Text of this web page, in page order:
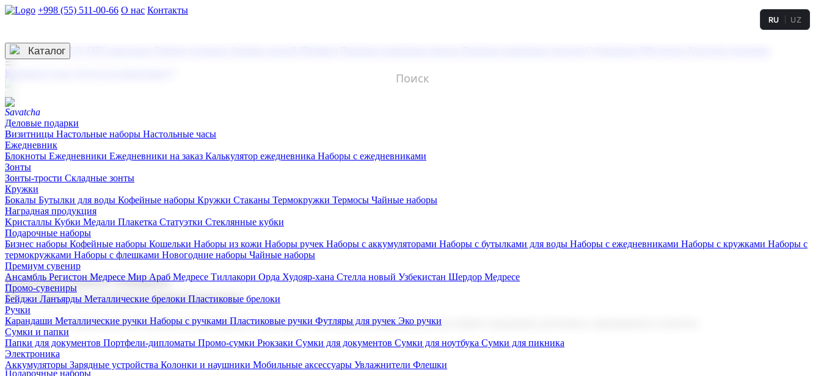
+998 (55) 511-00-66 О нас Контакты
3D гравировка
RU UZ
☰
Контакты
Каталог
Деловые подарки
Визитницы Настольные наборы Настольные часы
Ежедневник
Блокноты Ежедневники Ежедневники на заказ Калькулятор ежедневника Наборы с ежедневниками
Зонты
Зонты-трости Складные зонты
Кружки
Бокалы Бутылки для воды Кофейные наборы Кружки Стаканы Термокружки Термосы Чайные наборы
Наградная продукция
Kристаллы Кубки Медали Плакетка Статуэтки Стеклянные кубки
Подарочные наборы
Бизнес наборы Кофейные наборы Кошельки Наборы из кожи Наборы ручек Наборы с аккумуляторами Наборы с бутылками для воды Наборы с ежедневниками Наборы с кружками Наборы с
термокружками Наборы с флешками Новогодние наборы Чайные наборы
Премиум сувенир
Ансамбль Регистон Медресе Мир Араб Медресе Тиллакори Орда Худояр-хана Стелла новый Узбекистан Шердор Медресе
Промо-сувениры
Бейджи Ланъярды Металлические брелоки Пластиковые брелоки
Ручки
Карандаши Металлические ручки Наборы с ручками Пластиковые ручки Футляры для ручек Эко ручки
Сумки и папки
Папки для документов Портфели-дипломаты Промо-сумки Рюкзаки Сумки для документов Сумки для ноутбука Сумки для пикника
Электроника
Аккумуляторы Зарядные устройства Колонки и наушники Мобильные аксессуары Увлажнители Флешки
Корпоративные подарки
Поставка со склада и производство
Мы предлагаем широкий выбор корпоративных подарков и сувениров с логотипом. В нашем каталоге вы найдете продукцию для бизнеса, мероприятия и клиентов.
Подарочные наборы